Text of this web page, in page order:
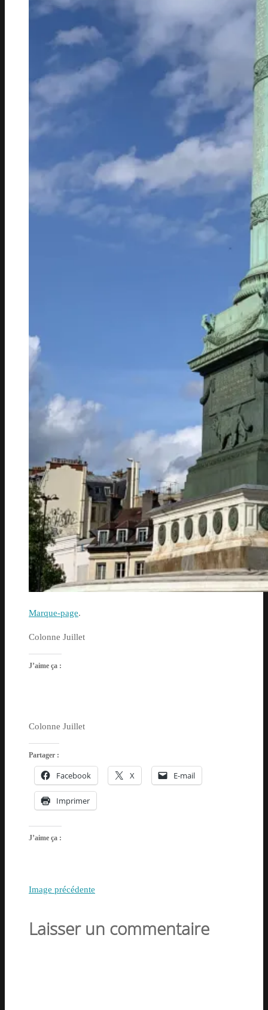
Marque-page.
Colonne Juillet
J’aime ça :
Colonne Juillet
Partager :
Facebook X E-mail
Imprimer
J’aime ça :
Image précédente
Laisser un commentaire